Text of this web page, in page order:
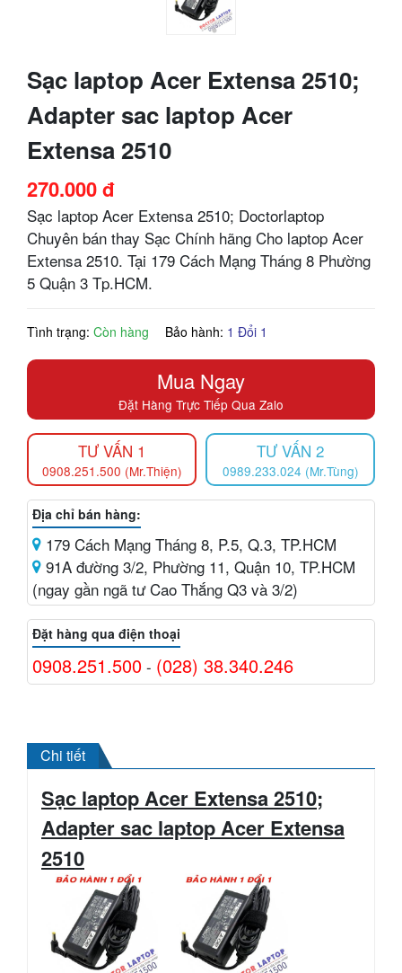
Sạc laptop Acer Extensa 2510;
Adapter sac laptop Acer
Extensa 2510
270.000 đ
Sạc laptop Acer Extensa 2510; Doctorlaptop
Chuyên bán thay Sạc Chính hãng Cho laptop Acer
Extensa 2510. Tại 179 Cách Mạng Tháng 8 Phường
5 Quận 3 Tp.HCM.
Tình trạng: Còn hàng Bảo hành: 1 Đổi 1
Mua Ngay
Đặt Hàng Trực Tiếp Qua Zalo
TƯ VẤN 1
0908.251.500 (Mr.Thiện)
TƯ VẤN 2
0989.233.024 (Mr.Tùng)
Địa chỉ bán hàng:
179 Cách Mạng Tháng 8, P.5, Q.3, TP.HCM
91A đường 3/2, Phường 11, Quận 10, TP.HCM
(ngay gần ngã tư Cao Thắng Q3 và 3/2)
Đặt hàng qua điện thoại
0908.251.500 - (028) 38.340.246
Chi tiết
Sạc laptop Acer Extensa 2510;
Adapter sac laptopAcer Extensa
2510